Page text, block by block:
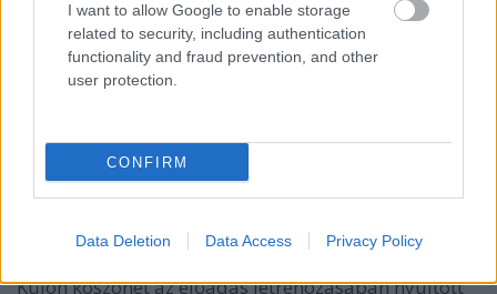
I want to allow Google to enable storage
related to security, including authentication
functionality and fraud prevention, and other
user protection.
CONFIRM
Data Deletion Data Access Privacy Policy
Fogalmazó
Hollunderné
Berkovics
Linzmann zsidó: BAKSA IMRE
Orvos, A jegyző tolmácsa TAPOLCZAI GERGELY
Látvány: SoSa
Jelnyelvi korrepetítor: Tapolczai Gergely
Külön köszönet az előadás létrehozásában nyújtott